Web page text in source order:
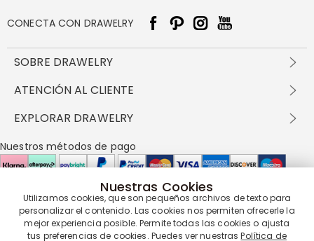
CONECTA CON DRAWELRY
SOBRE DRAWELRY
Sobre nosotros
política de privacidad
Preguntas frecuentes
ATENCIÓN AL CLIENTE
Envío y entrega
Devolución en 60 días
Cómo cuidar
EXPLORAR DRAWELRY
Drawelry Prime
Programa de Recompensas
Nuestros métodos de pago
Nuestros socios de entrega
Nuestras Cookies
Utilizamos cookies, que son pequeños archivos de texto para
personalizar el contenido. Las cookies nos permiten ofrecerle la
mejor experiencia posible. Permite todas las cookies o ajusta
tus preferencias de cookies. Puedes ver nuestrasPolítica de